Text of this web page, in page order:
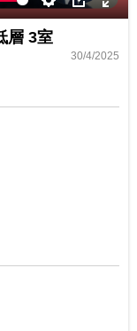
Settings
PIP
層 3室
30/4/2025